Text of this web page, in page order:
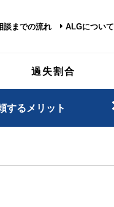
談までの流れ ALGについて
過失割合
するメリット